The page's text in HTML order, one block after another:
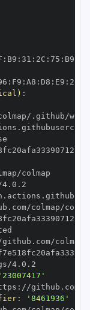
: B9 : 31 : 2C : 75 : B9
: F9 : A8 : D8 : E9 : 28
:
.github/
colmap/
'23007417'
:
:
'8461936'